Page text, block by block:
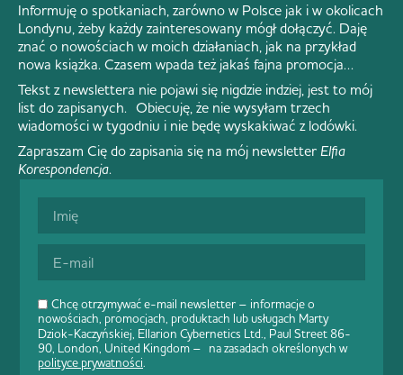
Chcę otrzymywać e-mail newsletter – informacje o
nowościach, promocjach, produktach lub usługach Marty
Dziok-Kaczyńskiej, Ellarion Cybernetics Ltd., Paul Street 86-
90, London, United Kingdom – na zasadach określonych w
polityce prywatności.
Informuję o spotkaniach, zarówno w Polsce jak i w okolicach
Londynu, żeby każdy zainteresowany mógł dołączyć. Daję
znać o nowościach w moich działaniach, jak na przykład
nowa książka. Czasem wpada też jakaś fajna promocja…
Tekst z newslettera nie pojawi się nigdzie indziej, jest to mój
list do zapisanych. Obiecuję, że nie wysyłam trzech
wiadomości w tygodniu i nie będę wyskakiwać z lodówki.
Zapraszam Cię do zapisania się na mój newsletter Elfia
Korespondencja.